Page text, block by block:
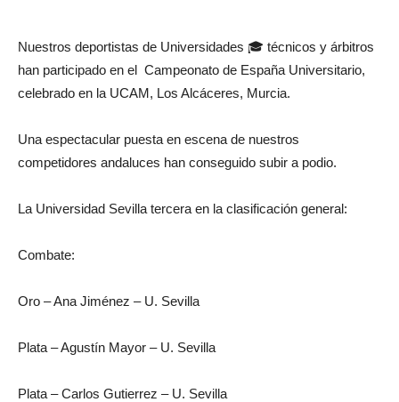
Nuestros deportistas de Universidades 🎓 técnicos y árbitros
han participado en el Campeonato de España Universitario,
celebrado en la UCAM, Los Alcáceres, Murcia.
Una espectacular puesta en escena de nuestros
competidores andaluces han conseguido subir a podio.
La Universidad Sevilla tercera en la clasificación general:
Combate:
Oro – Ana Jiménez – U. Sevilla
Plata – Agustín Mayor – U. Sevilla
Plata – Carlos Gutierrez – U. Sevilla